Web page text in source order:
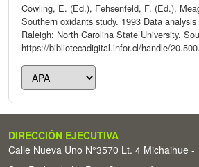
Cowling, E. (Ed.), Fehsenfeld, F. (Ed.),
Southern oxidants study. 1993 Data
Raleigh: North Carolina State University.
https://bibliotecadigital.infor.cl/handle/
DIRECCIÓN EJECUTIVA
Calle Nueva Uno N°3570 Lt. 4 Michaihue -